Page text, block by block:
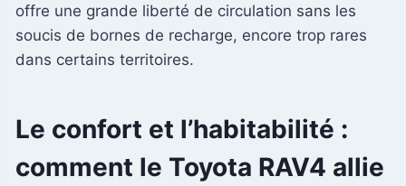
offre une grande liberté de circulation sans les
soucis de bornes de recharge, encore trop rares
dans certains territoires.
Le confort et l’habitabilité :
comment le Toyota RAV4 allie